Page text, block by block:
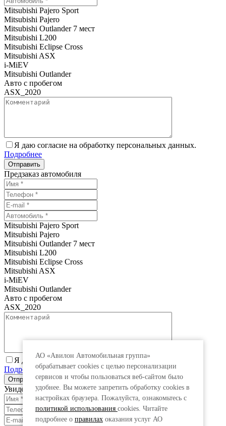
АО «Авилон Автомобильная группа»
обрабатывает cookies с целью персонализации
сервисов и чтобы пользоваться веб-сайтом было
удобнее. Вы можете запретить обработку сookies в
настройках браузера. Пожалуйста, ознакомьтесь с
политикой использования cookies. Читайте
подробнее о правилахоказания услуг АО
Mitsubishi Pajero Sport
Mitsubishi Pajero
Mitsubishi Outlander 7 мест
Mitsubishi L200
Mitsubishi Eclipse Cross
Mitsubishi ASX
i-MiEV
Mitsubishi Outlander
Авто с пробегом
ASX_2020
Я даю согласие на обработку персональных данных.
Подробнее
Предзаказ автомобиля
Mitsubishi Pajero Sport
Mitsubishi Pajero
Mitsubishi Outlander 7 мест
Mitsubishi L200
Mitsubishi Eclipse Cross
Mitsubishi ASX
i-MiEV
Mitsubishi Outlander
Авто с пробегом
ASX_2020
Я даю согласие на обработку персональных данных.
Подробнее
Увидеть специальную цену